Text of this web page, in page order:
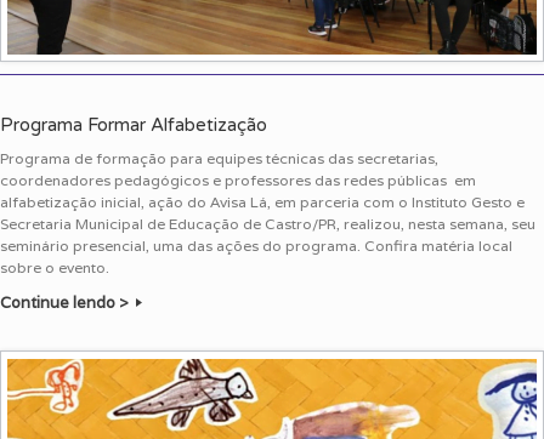
Programa Formar Alfabetização
Programa de formação para equipes técnicas das secretarias,
coordenadores pedagógicos e professores das redes públicas em
alfabetização inicial, ação do Avisa Lá, em parceria com o Instituto Gesto e
Secretaria Municipal de Educação de Castro/PR, realizou, nesta semana, seu
seminário presencial, uma das ações do programa. Confira matéria local
sobre o evento.
Continue lendo >